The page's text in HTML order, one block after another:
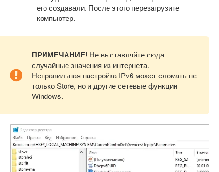
его создавали. После этого перезагрузите
компьютер.
ПРИМЕЧАНИЕ! Не выставляйте сюда
случайные значения из интернета.
Неправильная настройка IPv6 может сломать не
только Store, но и другие сетевые функции
Windows.